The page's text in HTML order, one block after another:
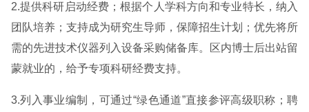
2.提供科研启动经费；根据个人学科方向和专业特长，纳入
团队培养；支持成为研究生导师，保障招生计划；优先将所
需的先进技术仪器列入设备采购储备库。区内博士后出站留
蒙就业的，给予专项科研经费支持。
3.列入事业编制，可通过“绿色通道”直接参评高级职称；聘